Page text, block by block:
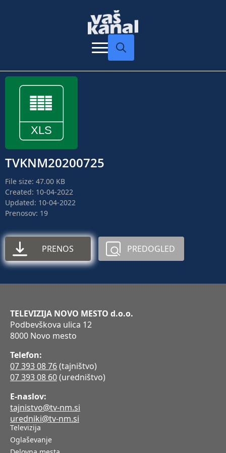
TVKNM20200725
File size: 47.00 KB
Created: 10-04-2022
Updated: 10-04-2022
Prenosov: 19
PRENOS PREDOGLED
TELEVIZIJA NOVO MESTO d.o.o.
Podbevškova ulica 12
8000 Novo mesto
Telefon:
07 393 08 76(tajništvo)
07 393 08 60(uredništvo)
E-naslov:
tajnistvo@tv-nm.si
uredniki@tv-nm.si
Televizija
Oglaševanje